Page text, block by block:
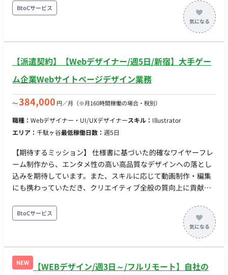
計業務：SolidWorksで作業 ・公共施設用品、ケミカル製品、床
材用品、家庭用・業務用の清掃用品などの設計対応 緑化事業支
援：AutoCAD ・緑化事業内での建築図面への転記作業 【チー
ム体制】 ・開発部 部長：1名（直接やり取りをしながら業務を
の開発部への所属となります。 【働き方】 ・稼働量：月60時間
程度（週2日程度相当） ・リモート稼働：フルリモート ・フレ
BtoCサービス
【派遣契約】【Webデザイナー/週5日/新宿】大手ゲー
ム企業Webサイトページデザイン業務
〜384,000 円／月 （※月160時間稼働の場合・税別）
職種： Webデザイナー・UI/UXデザイナースキル： Illustrator
エリア： 千駄ヶ谷最低稼働日数： 週5日
【期待するミッション】 仕様書に基づいた的確なワイヤーフレ
ーム制作から、エンタメ性の高い高品質なデザインへの落とし
込みを期待しています。また、スキルに応じて動画制作・編集
にも携わっていただき、クリエイティブ全般の質向上に貢献し
ジデザイン制作 ・キャンペーンページ等のワイヤーフレーム制
作 ・各種バナー制作 ・（スキルに応じて）動画制作および編集
め、社会保険加入必須） ・稼働量：平日週5日 10:00-19:00 ・
働き方：常駐（エリア：新宿駅徒歩4分） ・交通費：別途支給
・時給：2,400円前後 ※スキル・経験により前後します。 ・契
BtoCサービス
NEW
【WEBデザイン/週3日～/フルリモート】自社の